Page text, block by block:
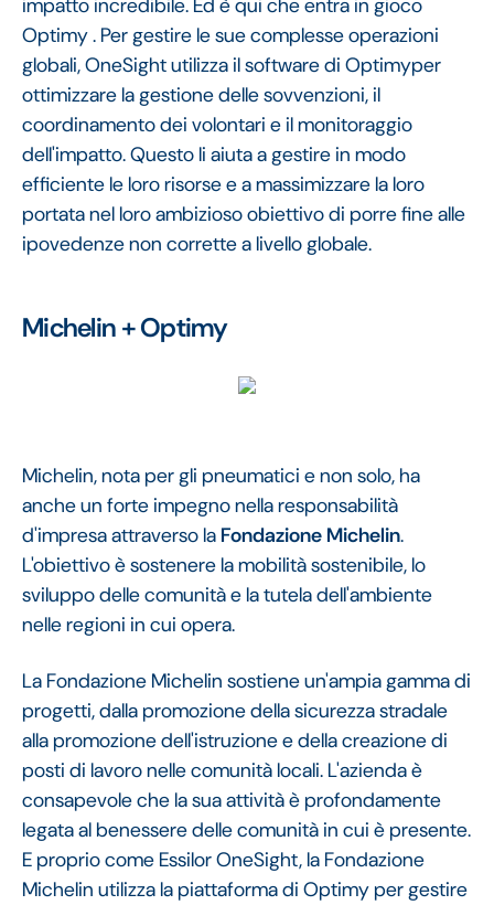
impatto incredibile. Ed è qui che entra in gioco
Optimy . Per gestire le sue complesse operazioni
globali, OneSight utilizza il software di Optimyper
ottimizzare la gestione delle sovvenzioni, il
coordinamento dei volontari e il monitoraggio
dell'impatto. Questo li aiuta a gestire in modo
efficiente le loro risorse e a massimizzare la loro
portata nel loro ambizioso obiettivo di porre fine alle
ipovedenze non corrette a livello globale.
Michelin + Optimy
Michelin, nota per gli pneumatici e non solo, ha
anche un forte impegno nella responsabilità
d'impresa attraverso la Fondazione Michelin.
L'obiettivo è sostenere la mobilità sostenibile, lo
sviluppo delle comunità e la tutela dell'ambiente
nelle regioni in cui opera.
La Fondazione Michelin sostiene un'ampia gamma di
progetti, dalla promozione della sicurezza stradale
alla promozione dell'istruzione e della creazione di
posti di lavoro nelle comunità locali. L'azienda è
consapevole che la sua attività è profondamente
legata al benessere delle comunità in cui è presente.
E proprio come Essilor OneSight, la Fondazione
Michelin utilizza la piattaforma di Optimy per gestire